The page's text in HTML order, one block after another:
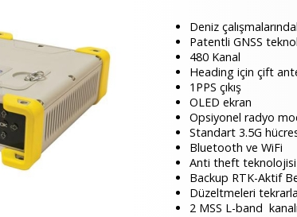
Deniz
Patentli GNSS
480 Kanal
Heading için çift
1PPS çıkış
OLED ekran
Opsiyonel radyo
Standart 3.5G
Bluetooth ve WiFi
Anti theft teknolojisi
Backup RTK-Aktif
Düzeltmeleri
2 MSS L-band kanalı